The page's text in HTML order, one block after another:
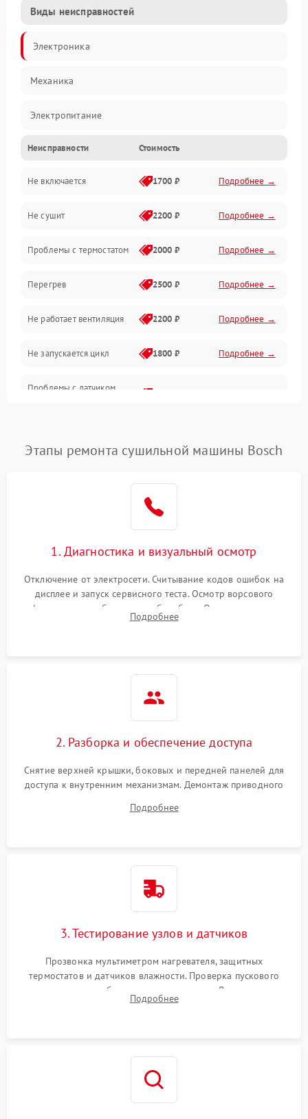
Виды неисправностей
Электроника
Механика
Электропитание
Нагрев
Механические повреждения
Оптика
Программное обеспечение
Датчики
Безопасность
Неисправности Стоимость
Не включается 1700 ₽ Подробнее →
Не сушит 2200 ₽ Подробнее →
Проблемы с термостатом 2000 ₽ Подробнее →
Перегрев 2500 ₽ Подробнее →
Не работает вентиляция 2200 ₽ Подробнее →
Не запускается цикл 1800 ₽ Подробнее →
Проблемы с датчиком
1500 ₽
Зависает программа 1500 ₽ Подробнее →
Ошибка на дисплее 1290 ₽ Подробнее →
Этапы ремонта сушильной машины Bosch
1. Диагностика и визуальный осмотр
Отключение от электросети. Считывание кодов ошибок на
дисплее и запуск сервисного теста. Осмотр ворсового
фильтра, теплообменника и барабана. Опрос клиента о
неисправностях (не сушит, не крутит барабан, сильно шумит
Подробнее
2. Разборка и обеспечение доступа
Снятие верхней крышки, боковых и передней панелей для
доступа к внутренним механизмам. Демонтаж приводного
Обеспечение свободного доступа к ТЭНу, компрессору,
Подробнее
3. Тестирование узлов и датчиков
Прозвонка мультиметром нагревателя, защитных
термостатов и датчиков влажности. Проверка пускового
конденсатора, обмоток мотора и помпы. Для машин с
тепловым насосом — диагностика работы компрессора и
Подробнее